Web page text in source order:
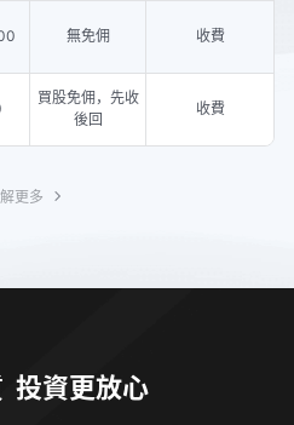
無免佣 收費
買股免佣，先收
後回
收費
更多
投資更放心